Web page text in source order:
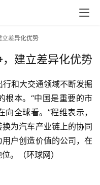
立差异化优势
建立差异化优势
和大交通领域不断发掘
根本。“中国是重要的市
全球看。”程维表示，
为汽车产业链上的协同
户创造价值的公司，在
。（环球网）